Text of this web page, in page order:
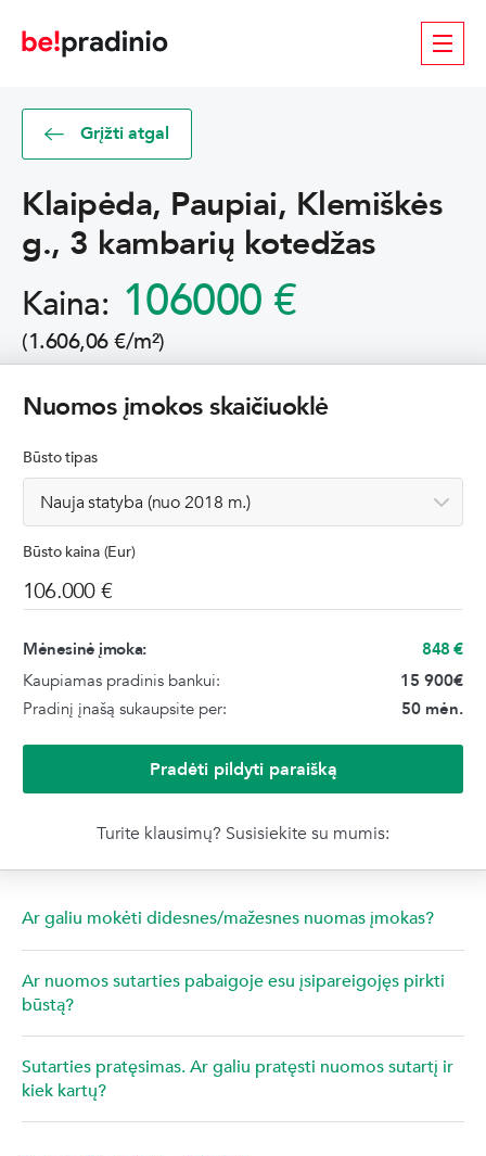
Nuomos įmokos skaičiuoklė
Būsto tipas
Būsto kaina (Eur)
Mėnesinė įmoka: 848 €
Kaupiamas pradinis bankui:
15 900€
Pradinį įnašą sukaupsite per:
50 mėn.
Pradėti pildyti paraišką
Turite klausimų? Susisiekite su mumis:
Ar galiu mokėti didesnes/mažesnes nuomas įmokas?
Ar nuomos sutarties pabaigoje esu įsipareigojęs pirkti
būstą?
Sutarties pratęsimas. Ar galiu pratęsti nuomos sutartį ir
kiek kartų?
Grįžti atgal
Klaipėda, Paupiai, Klemiškės
g., 3 kambarių kotedžas
Kaina: 106000 €
(1.606,06 €/m²)